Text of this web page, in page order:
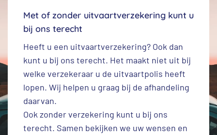
Met of zonder uitvaartverzekering kunt u
bij ons terecht
Heeft u een uitvaartverzekering? Ook dan
kunt u bij ons terecht. Het maakt niet uit bij
welke verzekeraar u de uitvaartpolis heeft
lopen. Wij helpen u graag bij de afhandeling
daarvan.
Ook zonder verzekering kunt u bij ons
terecht. Samen bekijken we uw wensen en